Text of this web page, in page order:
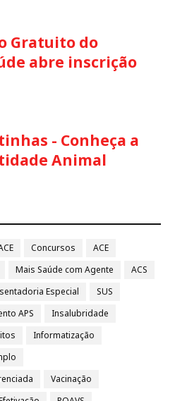
Gratuito do
abre inscrição
- Conheça a
Animal
Concursos
ACE
Mais Saúde com Agente
ACS
Especial
SUS
APS
Insalubridade
Informatização
Vacinação